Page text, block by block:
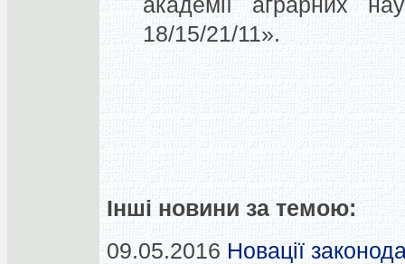
18/15/21/11».
Інші новини за темою:
09.05.2016 Новації